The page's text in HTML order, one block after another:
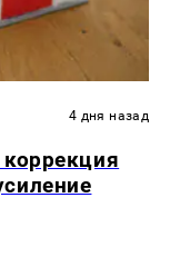
4 дня назад